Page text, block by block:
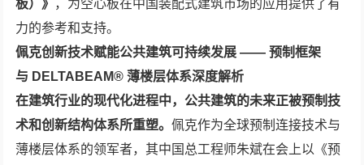
板）》 ，为空心板在中国装配式建筑市场的应用提供了有
力的参考和支持。
佩克创新技术赋能公共建筑可持续发展 —— 预制框架
与 DELTABEAM® 薄楼层体系深度解析
在建筑行业的现代化进程中，公共建筑的未来正被预制技
术和创新结构体系所重塑。佩克作为全球预制连接技术与
薄楼层体系的领军者，其中国总工程师朱斌在会上以《预